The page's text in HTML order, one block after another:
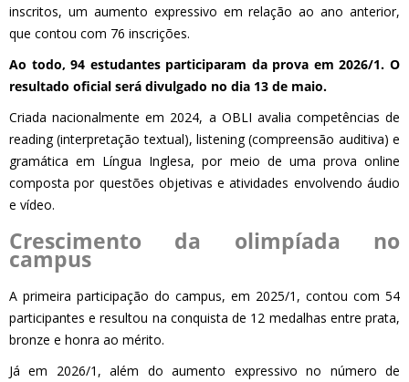
inscritos, um aumento expressivo em relação ao ano anterior,
que contou com 76 inscrições.
Ao todo, 94 estudantes participaram da prova em 2026/1. O
resultado oficial será divulgado no dia 13 de maio.
Criada nacionalmente em 2024, a OBLI avalia competências de
reading (interpretação textual), listening (compreensão auditiva) e
gramática em Língua Inglesa, por meio de uma prova online
composta por questões objetivas e atividades envolvendo áudio
e vídeo.
Crescimento da olimpíada no
campus
A primeira participação do campus, em 2025/1, contou com 54
participantes e resultou na conquista de 12 medalhas entre prata,
bronze e honra ao mérito.
Já em 2026/1, além do aumento expressivo no número de